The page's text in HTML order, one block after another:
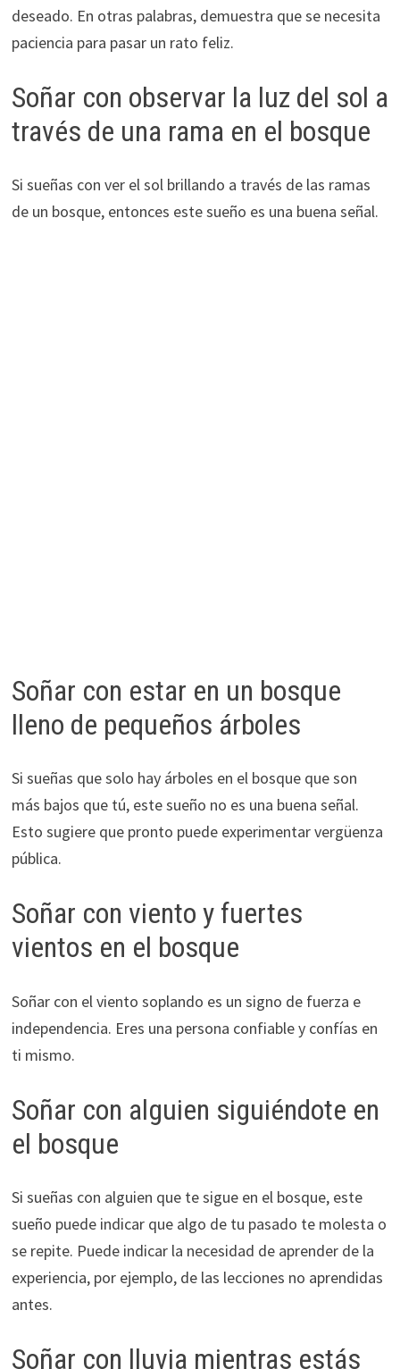
deseado. En otras palabras, demuestra que se necesita
paciencia para pasar un rato feliz.
Soñar con observar la luz del sol a
través de una rama en el bosque
Si sueñas con ver el sol brillando a través de las ramas
de un bosque, entonces este sueño es una buena señal.
Soñar con estar en un bosque
lleno de pequeños árboles
Si sueñas que solo hay árboles en el bosque que son
más bajos que tú, este sueño no es una buena señal.
Esto sugiere que pronto puede experimentar vergüenza
pública.
Soñar con viento y fuertes
vientos en el bosque
Soñar con el viento soplando es un signo de fuerza e
independencia. Eres una persona confiable y confías en
ti mismo.
Soñar con alguien siguiéndote en
el bosque
Si sueñas con alguien que te sigue en el bosque, este
sueño puede indicar que algo de tu pasado te molesta o
se repite. Puede indicar la necesidad de aprender de la
experiencia, por ejemplo, de las lecciones no aprendidas
antes.
Soñar con lluvia mientras estás